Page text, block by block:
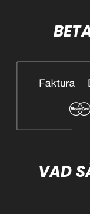
VAD